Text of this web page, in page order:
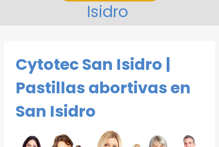
Isidro
Cytotec San Isidro |
Pastillas abortivas en
San Isidro